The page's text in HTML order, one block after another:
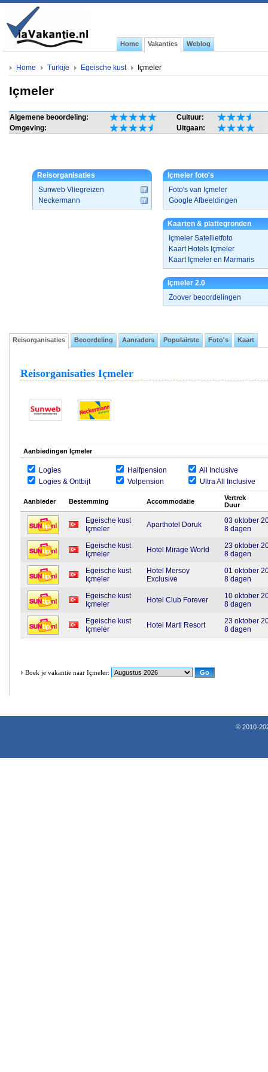
Home Vakanties Weblog
Home Turkije Egeische kust Içmeler
Içmeler
Algemene beoordeling:
Cultuur:
Omgeving:
Uitgaan:
Reisorganisaties
Sunweb Vliegreizen
Neckermann
Içmeler foto's
Foto's van Içmeler
Google Afbeeldingen
Kaarten & plattegronden
Içmeler Satellietfoto
Kaart Hotels Içmeler
Kaart Içmeler en Marmaris
Içmeler 2.0
Zoover beoordelingen
Reisorganisaties Beoordeling Aanraders Populairste Foto's Kaart
Reisorganisaties Içmeler
Aanbiedingen Içmeler
Logies
Logies & Ontbijt
Halfpension
Volpension
All Inclusive
Ultra All Inclusive
Aanbieder Bestemming Accommodatie
Vertrek
Duur
Egeische kust
Içmeler
Aparthotel Doruk
03 oktober
8 dagen
Egeische kust
Içmeler
Hotel Mirage World
23 oktober
8 dagen
Egeische kust
Içmeler
Hotel Mersoy
Exclusive
01 oktober
8 dagen
Egeische kust
Içmeler
Hotel Club Forever
10 oktober
8 dagen
Egeische kust
Içmeler
Hotel Marti Resort
23 oktober
8 dagen
Boek je vakantie naar Içmeler:
© 2010-